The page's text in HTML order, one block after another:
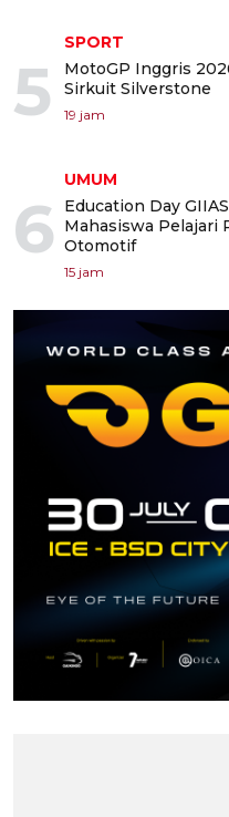
5
SPORT
MotoGP Inggris
Sirkuit Silverstone
19 jam
6
UMUM
Education Day
Mahasiswa Pelajari
Otomotif
15 jam